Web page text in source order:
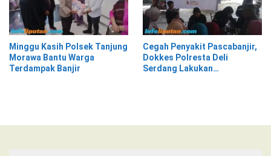
Minggu Kasih Polsek Tanjung
Morawa Bantu Warga
Terdampak Banjir
Cegah Penyakit Pascabanjir,
Dokkes Polresta Deli
Serdang Lakukan